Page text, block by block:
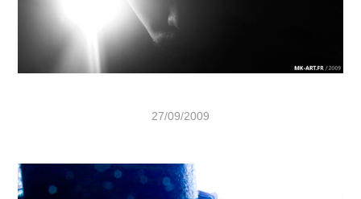
27/09/2009